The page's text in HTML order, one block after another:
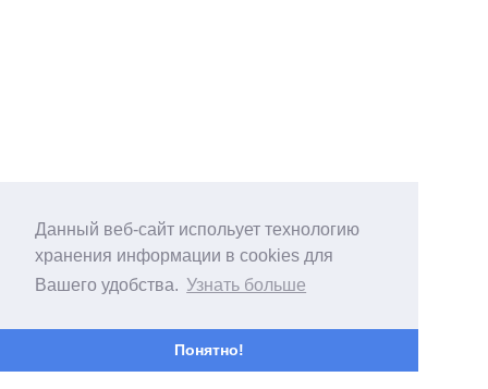
Данный веб-сайт испольует технологию
хранения информации в cookies для
Вашего удобства. Узнать больше
Понятно!